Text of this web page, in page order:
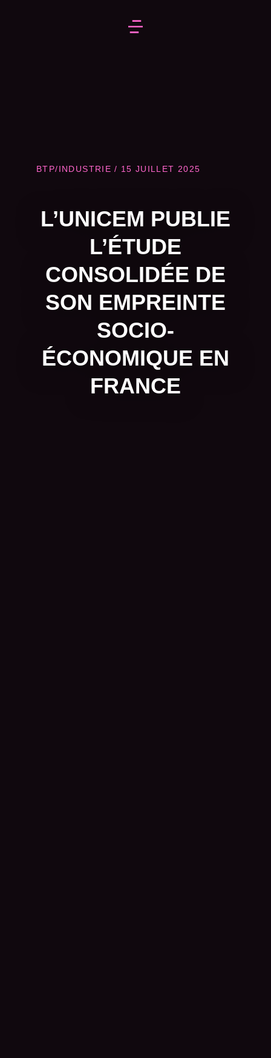
BTP/INDUSTRIE / 15 JUILLET 2025
L’UNICEM PUBLIE
L’ÉTUDE
CONSOLIDÉE DE
SON EMPREINTE
SOCIO-
ÉCONOMIQUE EN
FRANCE